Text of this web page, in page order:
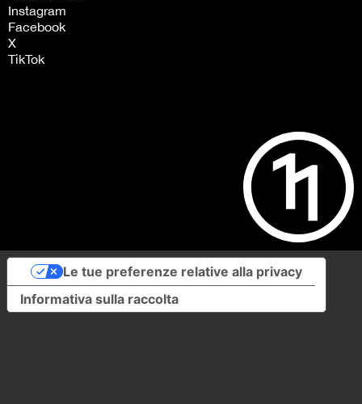
Instagram
Facebook
X
TikTok
Informativa sulla raccolta
Le tue preferenze relative alla privacy